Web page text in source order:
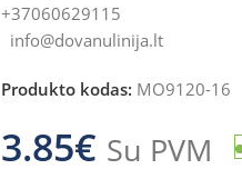
+37060629115
info@dovanulinija.lt
Produkto kodas: MO9120-16
3.85€ Su PVM